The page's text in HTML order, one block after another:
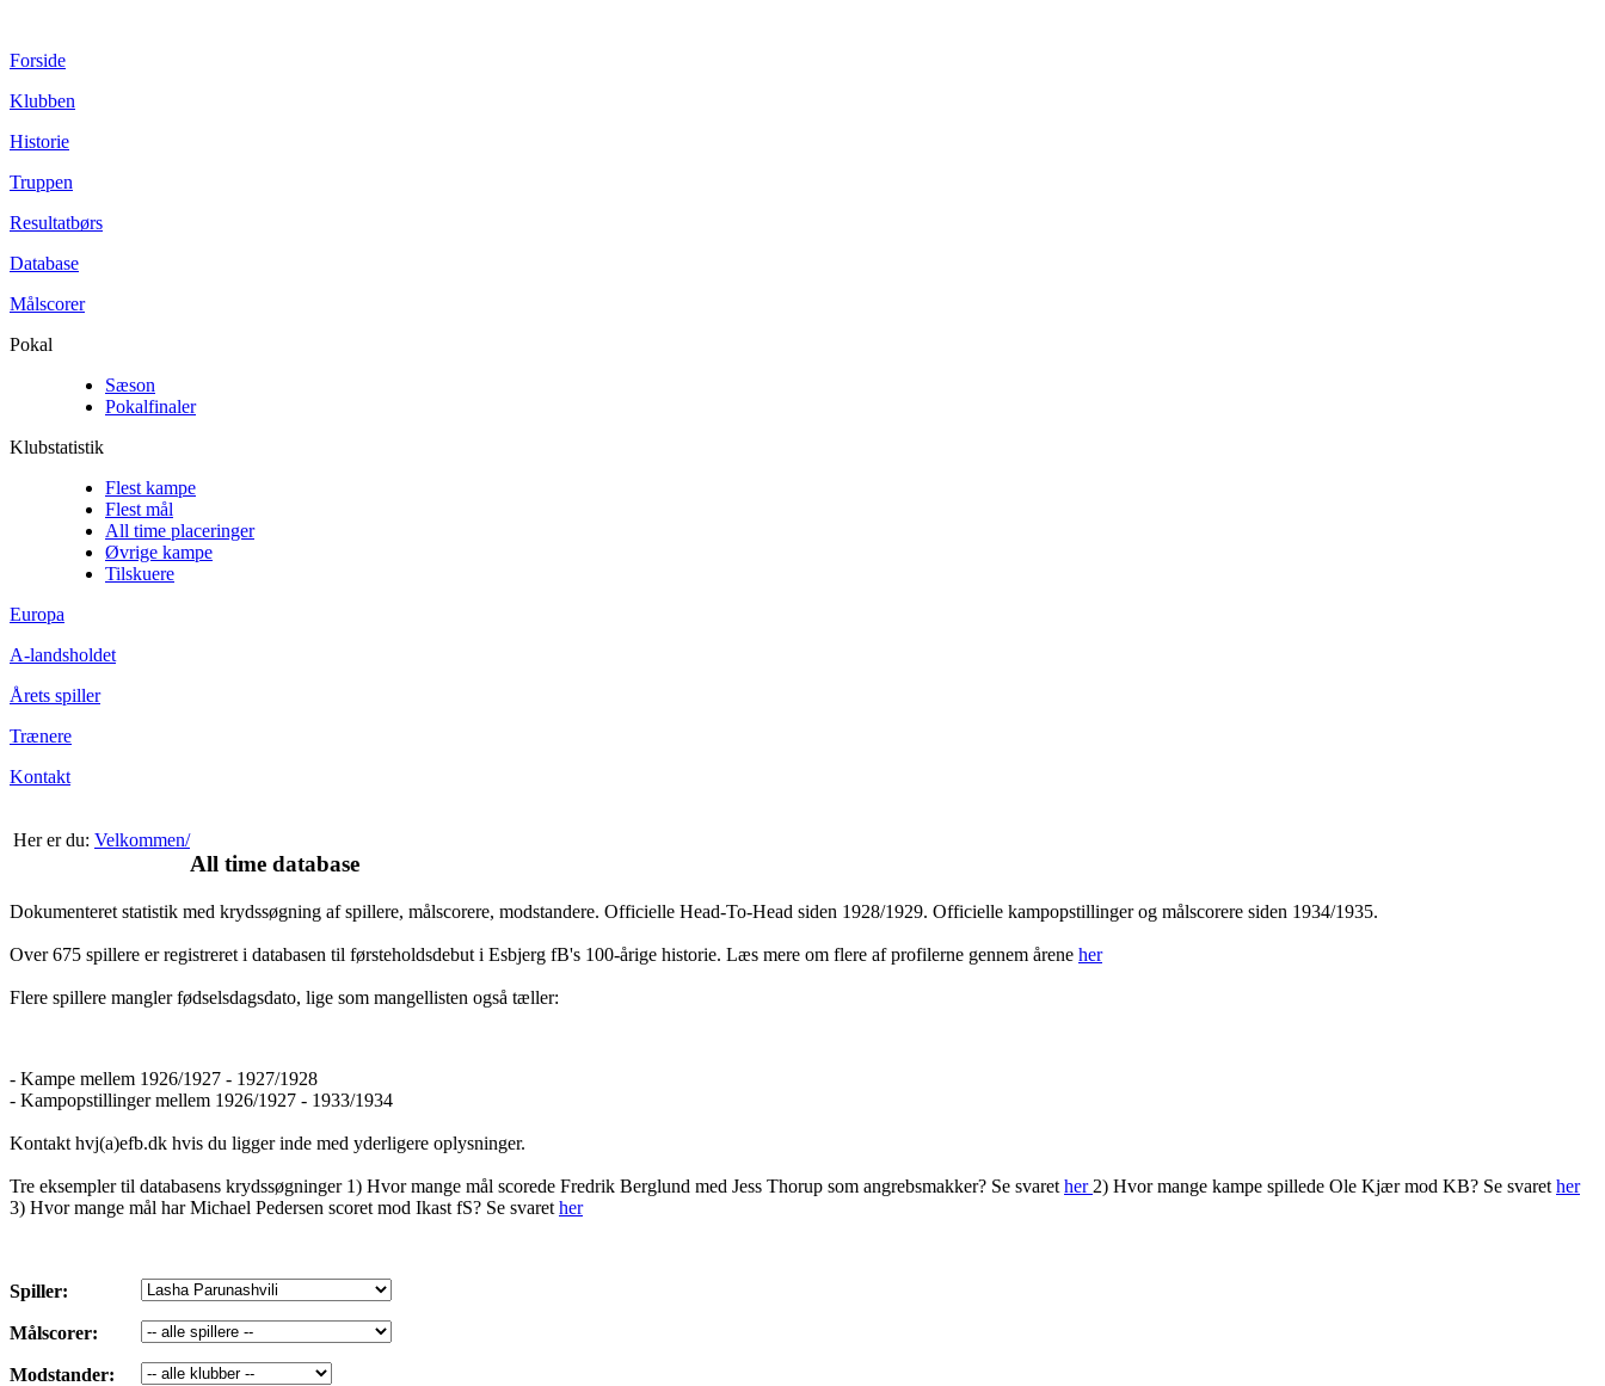
Forside
Klubben
Historie
Truppen
Resultatbørs
Database
Målscorer
Pokal
Sæson
Pokalfinaler
Klubstatistik
Flest kampe
Flest mål
All time placeringer
Øvrige kampe
Tilskuere
Europa
A-landsholdet
Årets spiller
Trænere
Kontakt
Her er du: Velkommen/
All time database
Dokumenteret statistik med krydssøgning af spillere, målscorere, modstandere. Officielle Head-To-Head siden 1928/1929. Officielle kampopstillinger og målscorere siden 1934/1935.
Over 675 spillere er registreret i databasen til førsteholdsdebut i Esbjerg fB's 100-årige historie. Læs mere om flere af profilerne gennem årene her
Flere spillere mangler fødselsdagsdato, lige som mangellisten også tæller:
- Kampe mellem 1926/1927 - 1927/1928
- Kampopstillinger mellem 1926/1927 - 1933/1934
Kontakt hvj(a)efb.dk hvis du ligger inde med yderligere oplysninger.
Tre eksempler til databasens krydssøgninger 1) Hvor mange mål scorede Fredrik Berglund med Jess Thorup som angrebsmakker? Se svaret her 2) Hvor mange kampe spillede Ole Kjær mod KB? Se svaret her
3) Hvor mange mål har Michael Pedersen scoret mod Ikast fS? Se svaret her
Spiller:
Målscorer:
Modstander: